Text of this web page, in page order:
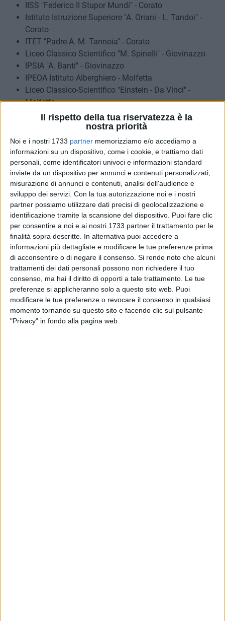
Il rispetto della tua riservatezza è la
nostra priorità
Noi e i nostri 1733 partner memorizziamo e/o accediamo a
informazioni su un dispositivo, come i cookie, e trattiamo dati
personali, come identificatori univoci e informazioni standard
inviate da un dispositivo per annunci e contenuti personalizzati,
misurazione di annunci e contenuti, analisi dell'audience e
sviluppo dei servizi. Con la tua autorizzazione noi e i nostri
partner possiamo utilizzare dati precisi di geolocalizzazione e
identificazione tramite la scansione del dispositivo. Puoi fare clic
per consentire a noi e ai nostri 1733 partner il trattamento per le
finalità sopra descritte. In alternativa puoi accedere a
informazioni più dettagliate e modificare le tue preferenze prima
di acconsentire o di negare il consenso. Si rende noto che alcuni
trattamenti dei dati personali possono non richiedere il tuo
consenso, ma hai il diritto di opporti a tale trattamento. Le tue
preferenze si applicheranno solo a questo sito web. Puoi
modificare le tue preferenze o revocare il consenso in qualsiasi
momento tornando su questo sito e facendo clic sul pulsante
"Privacy" in fondo alla pagina web.
IISS "Federico II Stupor Mundi" - Corato
Istituto Istruzione Superiore "A. Oriani - L. Tandoi" -
Corato
ITET "Padre A. M. Tannoia" - Corato
Liceo Classico Scientifico "M. Spinelli" - Giovinazzo
IPSIA "A. Banti" - Giovinazzo
IPEOA Istituto Alberghiero - Molfetta
Liceo Classico-Scientifico "Einstein - Da Vinci" -
Molfetta
Liceo "Vito Fornari" - Molfetta
IISS Professionale-Artistico "Monsignor Bello" -
Molfetta
Liceo O.S.A. "Rita Levi Montalcini" - Molfetta
IISS "G. Ferraris" - Molfetta
ITET Tecnico Commerciale "G. Salvemini" - Molfetta
IISS "Amerigo Vespucci" - Molfetta
Polo Liceale "C. Sylos - Fiore" - Terlizzi
Istituto Agrario "Volta - De Gemmis" - Terlizzi
Liceo Scientifico e Linguistico "Orazio Tedone" - Ruvo
di Puglia
Gli istituti scolastici sono stati tutti invitati a prendere parte
all'iniziativa, per affiancare i ragazzi in questo momento
speciale dedicato al loro percorso e ai loro sogni. Ciascuna
scuola avrà, inoltre, la possibilità di segnalare altri studenti
per l'impegno e la perseveranza, in situazioni complesse.